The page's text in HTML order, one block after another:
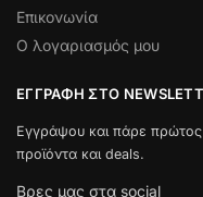
Επικονωνία
Ο λογαριασμός μου
ΕΓΓΡΑΦΉ ΣΤΟ
Εγγράψου και πάρε
προϊόντα και deals.
Βρες μας στα social